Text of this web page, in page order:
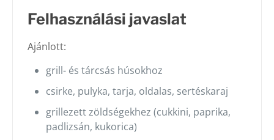
Felhasználási javaslat
Ajánlott:
grill- és tárcsás húsokhoz
csirke, pulyka, tarja, oldalas, sertéskaraj
grillezett zöldségekhez (cukkini, paprika,
padlizsán, kukorica)